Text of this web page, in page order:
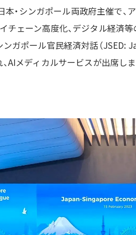
本・シンガポール両政府主催で
チェーン高度化、デジタル経済
ンガポール官民経済対話（
AIメディカルサービスが出席しま